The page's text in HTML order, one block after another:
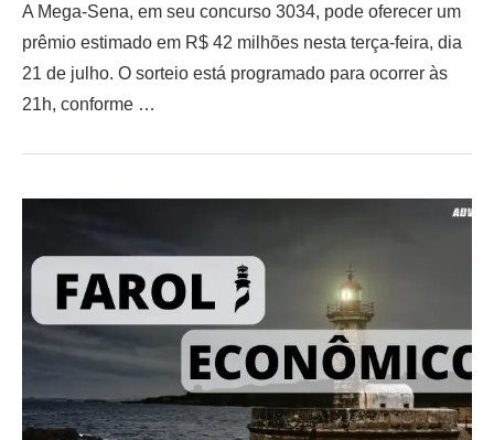
A Mega-Sena, em seu concurso 3034, pode oferecer um
prêmio estimado em R$ 42 milhões nesta terça-feira, dia
21 de julho. O sorteio está programado para ocorrer às
21h, conforme …